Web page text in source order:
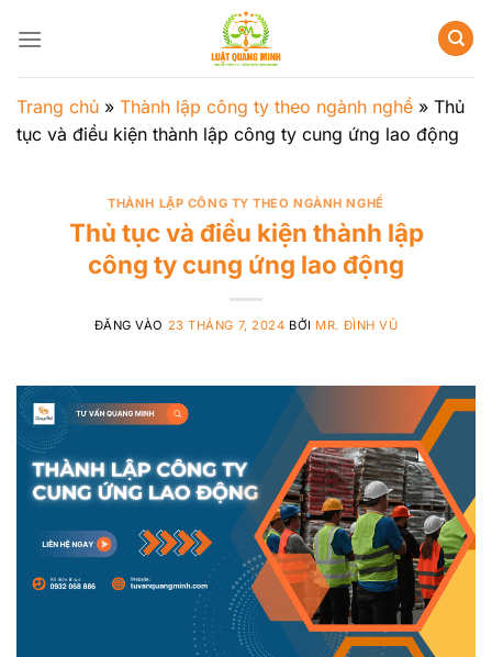
qua
dung
Trang chủ » Thành lập công ty theo ngành nghề » Thủ
tục và điều kiện thành lập công ty cung ứng lao động
THÀNH LẬP CÔNG TY THEO NGÀNH NGHỀ
Thủ tục và điều kiện thành lập
công ty cung ứng lao động
ĐĂNG VÀO 23 THÁNG 7, 2024 BỞI MR. ĐÌNH VŨ